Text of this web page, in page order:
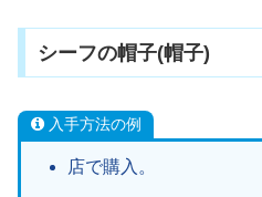
シーフの帽子(帽子)
入手方法の例
店で購入。